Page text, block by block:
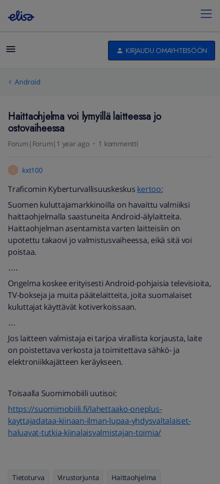
KIRJAUDU OMAYHTEISÖÖN
Android
Haittaohjelma voi lymyillä laitteessa jo
ostovaiheessa
Forum|Forum|1 year ago 1 kommentti
K kxt100
Traficomin Kyberturvallisuuskeskus kertoo:
Suomen kuluttajamarkkinoilla on havaittu valmiiksi
haittaohjelmalla saastuneita Android-älylaitteita.
Haittaohjelman asentamista varten laitteisiin on
upotettu takaovi jo valmistusvaiheessa, eikä sitä voi
poistaa.
….
Ongelma koskee erityisesti Android-pohjaisia televisioita,
TV-bokseja ja muita päätelaitteita, joita suomalaiset
kuluttajat käyttävät kotiverkoissaan.
…
Jos laitteen valmistaja ei tarjoa virallista korjausta, laite
on poistettava verkosta ja toimitettava sähkö- ja
elektroniikkajätteen keräykseen.
Toisaalla Suomimobiili uutisoi:
https://suomimobiili.fi/lahettaako-oneplus-
kayttajadataa-kiinaan-ilman-lupaa-yhdysvaltalaiset-
haluavat-tutkia-kiinalaisvalmistajan-toimia/
Tietoturva Virustorjunta Haittaohjelma